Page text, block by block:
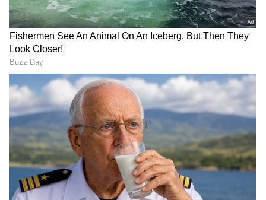
ಚೆನ್ನೈ ಬಿಟ್ಟು ಮುಂಬೈನಲ್ಲಿ ಮನೆ ಮಾಡಿರುವ 'ಕರುಪ್ಪು'
ನಟ ಸೂರ್ಯ ಒಟ್ಟೂ ಆಸ್ತಿ ಎಷ್ಟು ಗೊತ್ತಾ?
DOWNLOAD APP
ಕನ್ನಡ ಸಿನಿಮಾ (Kannada Cinema News), ಟಿವಿ
ಕಾರ್ಯಕ್ರಮಗಳು (Kannada TV Shows), ಸೆಲೆಬ್ರಿಟಿ
ಸುದ್ದಿಗಳು ಮತ್ತು ಇತ್ತೀಚಿನ ಸುದ್ದಿಗಳಿಗಾಗಿ ಏಷ್ಯಾನೆಟ್
ಸುವರ್ಣ ನ್ಯೂಸ್‌ನಲ್ಲಿ ಮನರಂಜನಾ ವಿಭಾಗ ನೋಡಿ.
ಸಿನಿಮಾ ವಿಮರ್ಶೆಗಳು (Kannada Movies Review),
ತಾರೆಯರ ಸಂದರ್ಶನಗಳು, ಧಾರಾವಾಹಿ ಅಪ್‌ಡೇಟ್ಸ್‌,
ತೆರೆಮರೆಯ ಕಥೆಗಳು,OTT ರಿಲೀಸ್‌ಗಳ ಬಗ್ಗೆ